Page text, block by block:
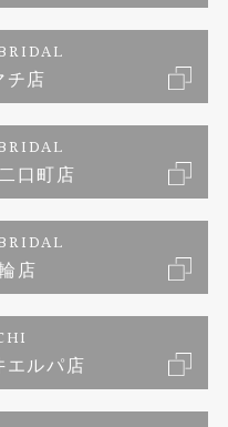
プラン
チ店
口町店
店
エルパ店